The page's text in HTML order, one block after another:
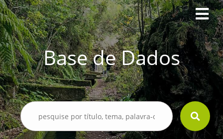
Base de Dados